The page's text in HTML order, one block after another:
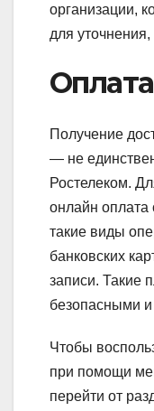
организации,
для
Оплата
Получение
— не
Ростелеком.
онлайн оплата
такие виды
банковских
записи. Такие
безопасными
Чтобы
при помощи
перейти от